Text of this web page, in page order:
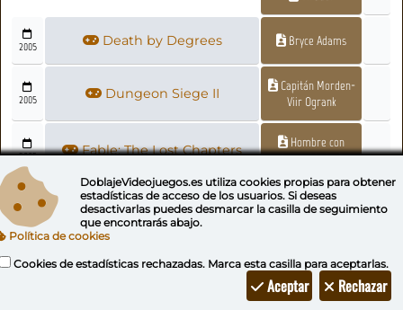
2005 Death by Degrees Bryce Adams
2005 Dungeon Siege II
Capitán Morden-
Viir Ogrank
2005 Fable: The Lost Chapters
Hombre con
'necesidades'
2005 Jak X Sig
2005
Ebbard
DoblajeVideojuegos.es utiliza cookies propiaspara obtener
estadísticas de acceso de los usuarios. Si deseas
desactivarlas puedes desmarcar la casilla de seguimiento
que encontrarás abajo.
Política de cookies
Cookies de estadísticas rechazadas. Marca esta casilla para aceptarlas.
Rechazar
Aceptar